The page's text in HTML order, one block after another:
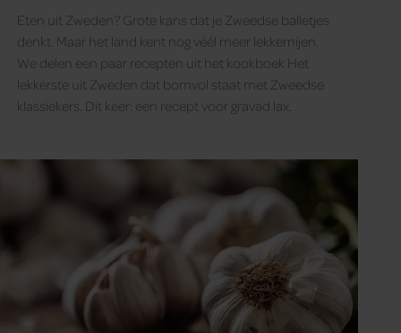
Eten uit Zweden? Grote kans dat je Zweedse balletjes
denkt. Maar het land kent nog véél meer lekkernijen.
We delen een paar recepten uit het kookboek Het
lekkerste uit Zweden dat bomvol staat met Zweedse
klassiekers. Dit keer: een recept voor gravad lax.